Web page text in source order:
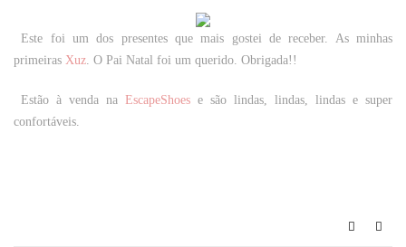
Este foi um dos presentes que mais gostei de receber. As minhas
primeiras Xuz . O Pai Natal foi um querido. Obrigada!!
Estão à venda na EscapeShoes e são lindas, lindas, lindas e super
confortáveis.